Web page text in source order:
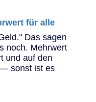
für alle
Das sagen
noch. Mehrwert
und auf den
sonst ist es